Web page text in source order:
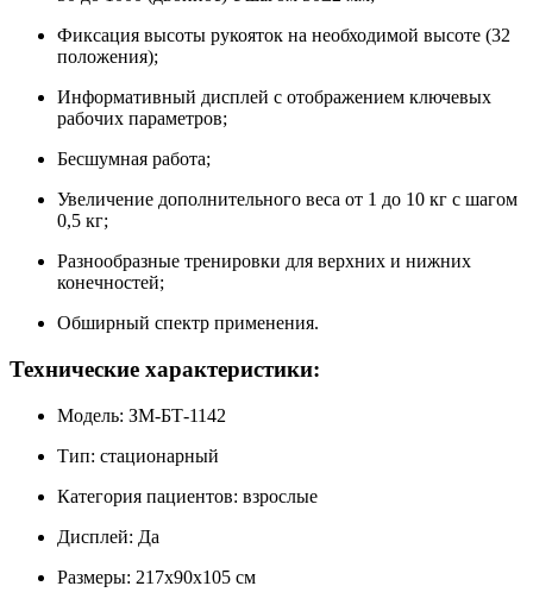
Фиксация высоты рукояток на необходимой высоте (32
положения);
Информативный дисплей с отображением ключевых
рабочих параметров;
Бесшумная работа;
Увеличение дополнительного веса от 1 до 10 кг с шагом
0,5 кг;
Разнообразные тренировки для верхних и нижних
конечностей;
Обширный спектр применения.
Технические характеристики:
Модель: ЗМ-БТ-1142
Тип: стационарный
Категория пациентов: взрослые
Дисплей: Да
Размеры: 217х90х105 см